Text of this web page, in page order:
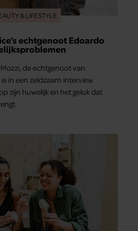
& LIFESTYLE
echtgenoot Edoardo
de echtgenoot van
in een zeldzaam interview
zijn huwelijk en het geluk dat